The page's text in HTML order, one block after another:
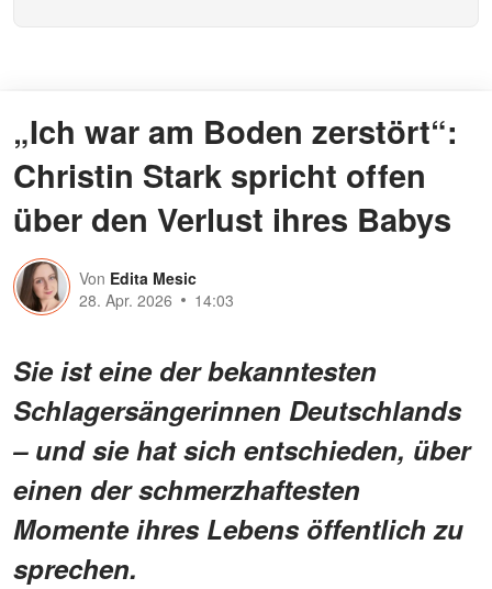
„Ich war am Boden zerstört“:
Christin Stark spricht offen
über den Verlust ihres Babys
Von Edita Mesic
28. Apr. 2026
14:03
Sie ist eine der bekanntesten
Schlagersängerinnen Deutschlands
– und sie hat sich entschieden, über
einen der schmerzhaftesten
Momente ihres Lebens öffentlich zu
sprechen.